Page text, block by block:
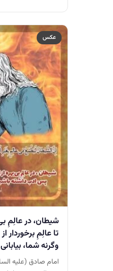
عکس
شیطان، در عالِمِ
تا عالِمِ
وگرنه شما،
امام صادق (علیه